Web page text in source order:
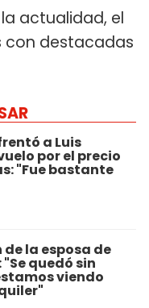
actualidad, el
con destacadas
a Luis
por el precio
"Fue bastante
la esposa de
quedó sin
viendo